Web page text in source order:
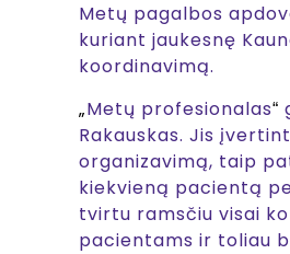
Metų pagalbos
kuriant jaukesnę
koordinavimą.
„Metų profesionalas“
Rakauskas. Jis
organizavimą, taip
kiekvieną pacientą
tvirtu ramsčiu visai
pacientams ir toliau